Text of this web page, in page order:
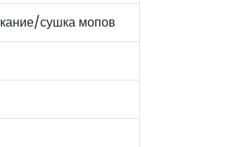
сушка мопов